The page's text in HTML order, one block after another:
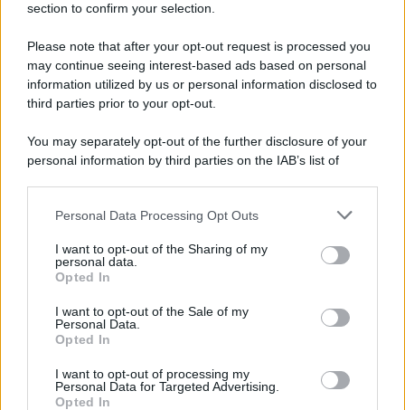
section to confirm your selection.
Please note that after your opt-out request is processed you
may continue seeing interest-based ads based on personal
information utilized by us or personal information disclosed to
third parties prior to your opt-out.
You may separately opt-out of the further disclosure of your
personal information by third parties on the IAB’s list of
This information may also be disclosed by us to third parties
disclose it to other third parties.
Please note that this website/app uses one or more Google
services and may gather and store information including but
not limited to your visit or usage behaviour. You may click to
grant or deny consent to Google and its third-party tags to
consent section.
Personal Data Processing Opt Outs
I want to opt-out of the Sharing of my
personal data.
Opted In
I want to opt-out of the Sale of my
Personal Data.
Opted In
I want to opt-out of processing my
Personal Data for Targeted Advertising.
Opted In